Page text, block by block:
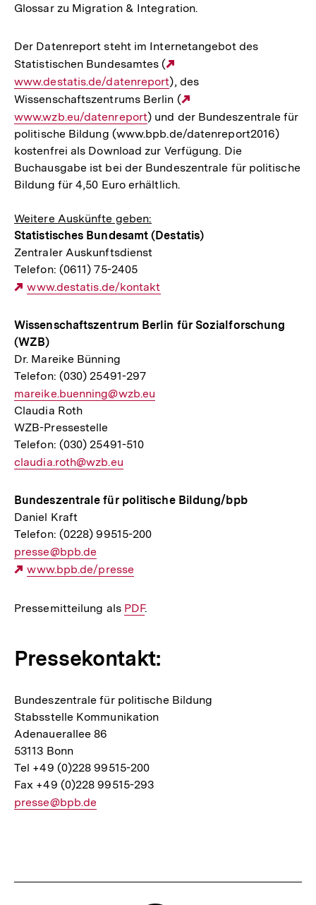
Glossar zu Migration & Integration.
Der Datenreport steht im Internetangebot des
Statistischen Bundesamtes (
Link:
www.destatis.de/datenreport), des
Wissenschaftszentrums Berlin (
Link:
www.wzb.eu/datenreport) und der Bundeszentrale für
politische Bildung (www.bpb.de/datenreport2016)
kostenfrei als Download zur Verfügung. Die
Buchausgabe ist bei der Bundeszentrale für politische
Bildung für 4,50 Euro erhältlich.
Weitere Auskünfte geben:
Statistisches Bundesamt (Destatis)
Zentraler Auskunftsdienst
Telefon: (0611) 75-2405
Externer
www.destatis.de/kontakt
Wissenschaftszentrum Berlin für Sozialforschung
(WZB)
Dr. Mareike Bünning
Telefon: (030) 25491-297
E-
Mail
Link:
mareike.buenning@wzb.eu
Claudia Roth
WZB-Pressestelle
Telefon: (030) 25491-510
E-
Link:
claudia.roth@wzb.eu
Bundeszentrale für politische Bildung/bpb
Daniel Kraft
Telefon: (0228) 99515-200
E-
Mail
presse@bpb.de
Externer
www.bpb.de/presse
Pressemitteilung als Interner
PDF.
Pressekontakt:
Bundeszentrale für politische Bildung
Stabsstelle Kommunikation
Adenauerallee 86
53113 Bonn
Tel +49 (0)228 99515-200
Fax +49 (0)228 99515-293
E-
presse@bpb.de